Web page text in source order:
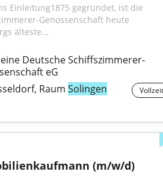
Einleitung1875 gegründet, ist die
Genossenschaft heute
älteste...
Deutsche Schiffszimmerer-
eG
Raum Solingen Vollzeit
(m/w/d)